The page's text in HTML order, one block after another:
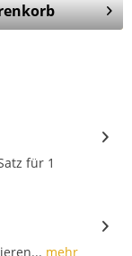
für 1
mehr